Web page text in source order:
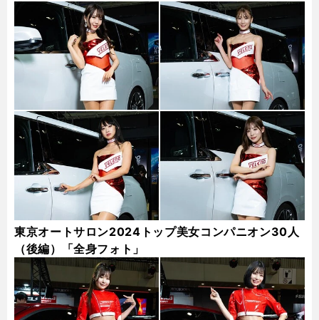
東京オートサロン2024トップ美女コンパニオン30人
（後編）「全身フォト」